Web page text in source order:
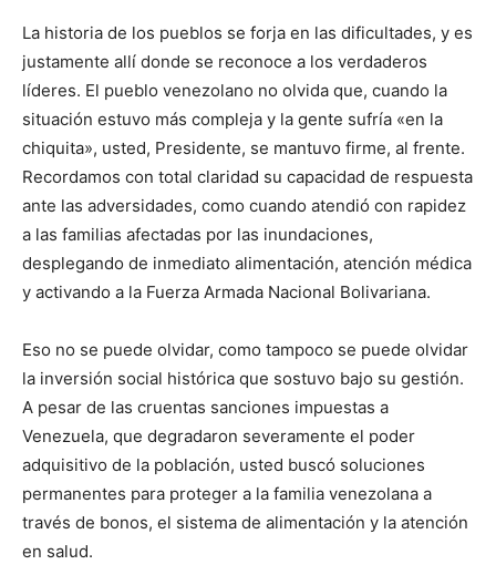
​La historia de los pueblos se forja en las dificultades, y es
justamente allí donde se reconoce a los verdaderos
líderes. El pueblo venezolano no olvida que, cuando la
situación estuvo más compleja y la gente sufría «en la
chiquita», usted, Presidente, se mantuvo firme, al frente.
Recordamos con total claridad su capacidad de respuesta
ante las adversidades, como cuando atendió con rapidez
a las familias afectadas por las inundaciones,
desplegando de inmediato alimentación, atención médica
y activando a la Fuerza Armada Nacional Bolivariana.
​Eso no se puede olvidar, como tampoco se puede olvidar
la inversión social histórica que sostuvo bajo su gestión.
A pesar de las cruentas sanciones impuestas a
Venezuela, que degradaron severamente el poder
adquisitivo de la población, usted buscó soluciones
permanentes para proteger a la familia venezolana a
través de bonos, el sistema de alimentación y la atención
en salud.